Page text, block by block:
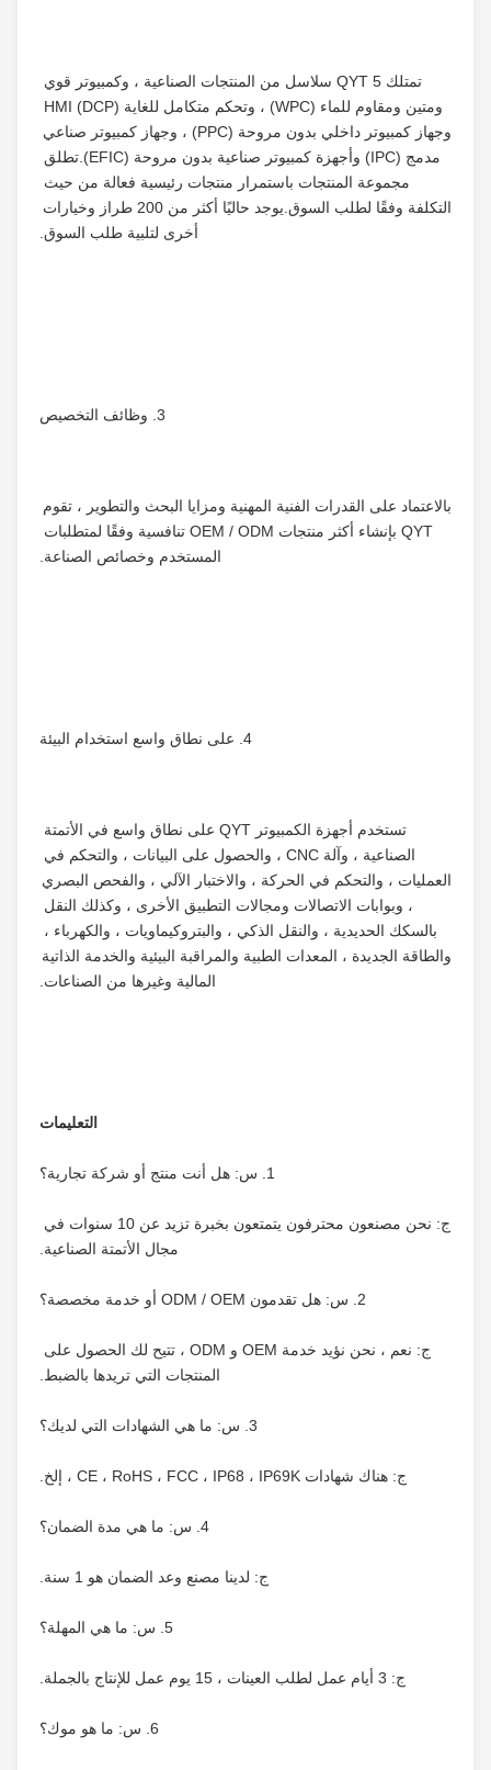
ومتين ومقاوم للماء (WPC) ، وتحكم متكامل للغاية HMI (DCP)
وجهاز كمبيوتر داخلي بدون مروحة (PPC) ، وجهاز كمبيوتر صناعي
مدمج (IPC) وأجهزة كمبيوتر صناعية بدون مروحة (EFIC).تطلق
التكلفة وفقًا لطلب السوق.يوجد حاليًا أكثر من 200 طراز وخيارات
أخرى لتلبية طلب السوق.
QYT بإنشاء أكثر منتجات OEM / ODM تنافسية وفقًا لمتطلبات
المستخدم وخصائص الصناعة.
تستخدم أجهزة الكمبيوتر QYT على نطاق واسع في الأتمتة
الصناعية ، وآلة CNC ، والحصول على البيانات ، والتحكم في
العمليات ، والتحكم في الحركة ، والاختبار الآلي ، والفحص البصري
، وبوابات الاتصالات ومجالات التطبيق الأخرى ، وكذلك النقل
بالسكك الحديدية ، والنقل الذكي ، والبتروكيماويات ، والكهرباء ،
والطاقة الجديدة ، المعدات الطبية والمراقبة البيئية والخدمة الذاتية
المالية وغيرها من الصناعات.
التعليمات
ج: نحن مصنعون محترفون يتمتعون بخبرة تزيد عن 10 سنوات في
مجال الأتمتة الصناعية.
ج: نعم ، نحن نؤيد خدمة OEM و ODM ، تتيح لك الحصول على
المنتجات التي تريدها بالضبط.
ج: هناك شهادات CE ، RoHS ، FCC ، IP68 ، IP69K ، إلخ.
ج: لدينا مصنع وعد الضمان هو 1 سنة.